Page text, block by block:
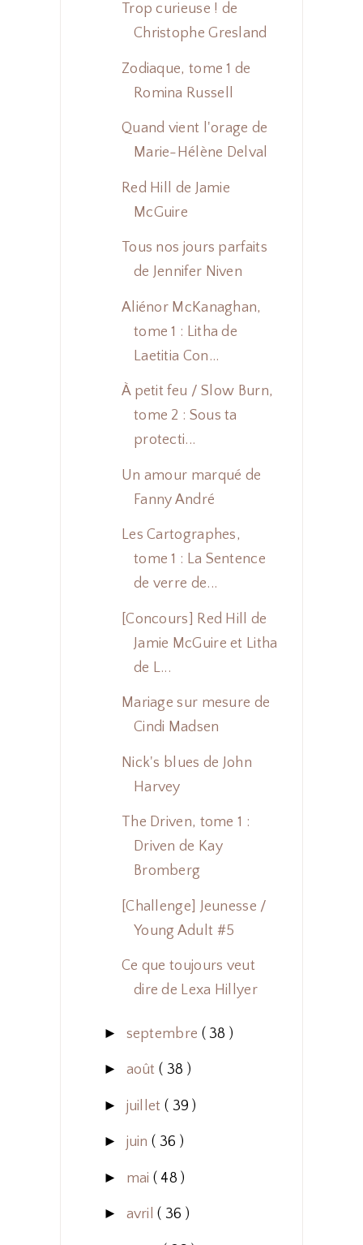
Trop curieuse ! de
Christophe Gresland
Zodiaque, tome 1 de
Romina Russell
Quand vient l'orage de
Marie-Hélène Delval
Red Hill de Jamie
McGuire
Tous nos jours parfaits
de Jennifer Niven
Aliénor McKanaghan,
tome 1 : Litha de
Laetitia Con...
À petit feu / Slow Burn,
tome 2 : Sous ta
protecti...
Un amour marqué de
Fanny André
Les Cartographes,
tome 1 : La Sentence
de verre de...
[Concours] Red Hill de
Jamie McGuire et Litha
de L...
Mariage sur mesure de
Cindi Madsen
Nick's blues de John
Harvey
The Driven, tome 1 :
Driven de Kay
Bromberg
[Challenge] Jeunesse /
Young Adult #5
Ce que toujours veut
dire de Lexa Hillyer
► septembre ( 38 )
► août ( 38 )
► juillet ( 39 )
► juin ( 36 )
► mai ( 48 )
► avril( 36 )